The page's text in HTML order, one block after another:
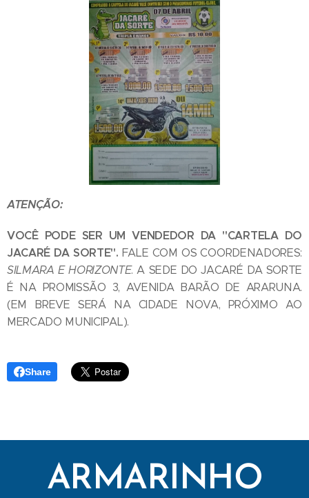
ATENÇÃO:
VOCÊ PODE SER UM VENDEDOR DA "CARTELA DO
JACARÉ DA SORTE". FALE COM OS COORDENADORES:
SILMARA E HORIZONTE. A SEDE DO JACARÉ DA SORTE
É NA PROMISSÃO 3, AVENIDA BARÃO DE ARARUNA.
(EM BREVE SERÁ NA CIDADE NOVA, PRÓXIMO AO
MERCADO MUNICIPAL).
Share
ARMARINHO